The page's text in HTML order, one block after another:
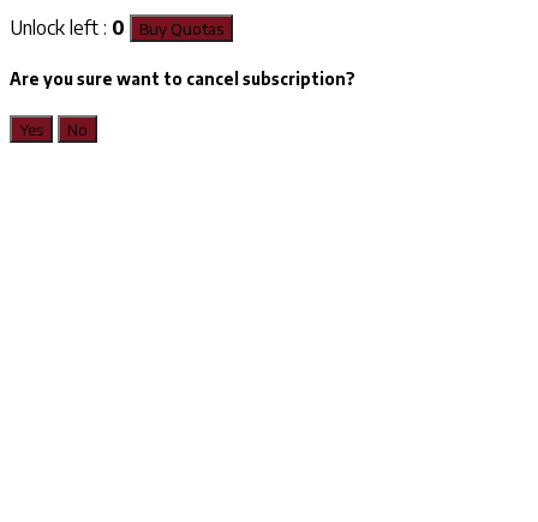
Unlock left : 0 Buy Quotas
Are you sure want to cancel subscription?
Yes No